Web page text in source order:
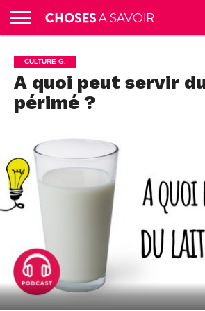
CULTURE
G.
SCIENCES
SANTÉ
HISTOIRE
ÉCONOMIE
INCROYABLE
!
TECH
AUTRES
S’ABONNER
AUX
PODCASTS
CONTACT
A
PROPOS
CULTURE G.
A quoi peut servir
périmé ?